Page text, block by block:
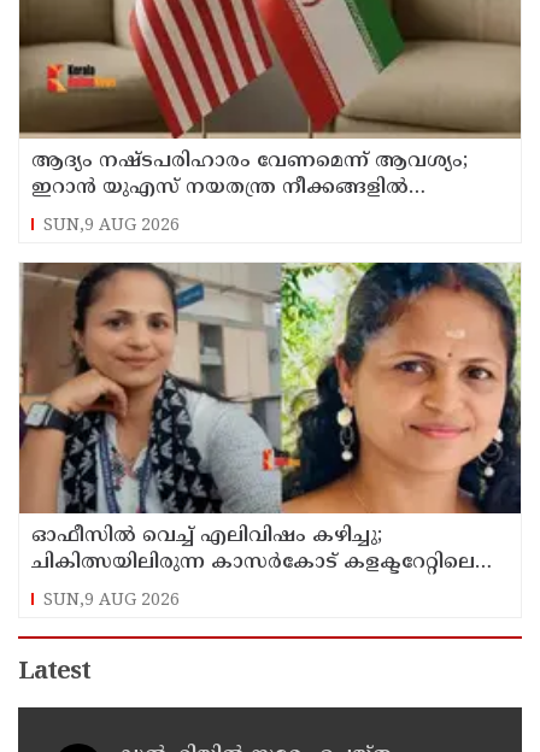
ആദ്യം നഷ്ടപരിഹാരം വേണമെന്ന് ആവശ്യം;
ഇറാന്‍ യുഎസ് നയതന്ത്ര നീക്കങ്ങളില്‍
അനിശ്ചിതത്വം
SUN,9 AUG 2026
ഓഫീസില്‍ വെച്ച് എലിവിഷം കഴിച്ചു;
ചികിത്സയിലിരുന്ന കാസര്‍കോട് കളക്ടറേറ്റിലെ
സീനിയര്‍ ക്ലര്‍ക്ക് മരിച്ചു
SUN,9 AUG 2026
Latest